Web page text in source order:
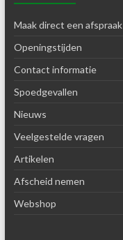
Maak direct een afspraak
Openingstijden
Contact informatie
Spoedgevallen
Nieuws
Veelgestelde vragen
Artikelen
Afscheid nemen
Webshop